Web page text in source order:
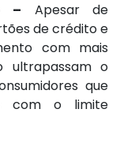
– Apesar de
de crédito e
com mais
ultrapassam o
que
com o limite